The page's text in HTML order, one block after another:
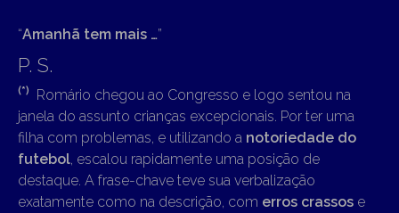
“Amanhã tem mais …”
P. S.
(*)
Romário chegou ao Congresso e logo sentou na
janela do assunto crianças excepcionais. Por ter uma
filha com problemas, e utilizando a notoriedade do
futebol, escalou rapidamente uma posição de
destaque. A frase-chave teve sua verbalização
exatamente como na descrição, com erros crassos e